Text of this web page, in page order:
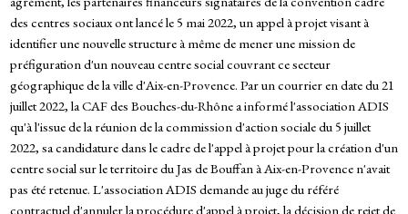
des centres sociaux ont lancé le 5 mai 2022, un appel à projet visant à
identifier une nouvelle structure à même de mener une mission de
préfiguration d'un nouveau centre social couvrant ce secteur
géographique de la ville d'Aix-en-Provence. Par un courrier en date du 21
juillet 2022, la CAF des Bouches-du-Rhône a informé l'association ADIS
qu'à l'issue de la réunion de la commission d'action sociale du 5 juillet
2022, sa candidature dans le cadre de l'appel à projet pour la création d'un
centre social sur le territoire du Jas de Bouffan à Aix-en-Provence n'avait
pas été retenue. L'association ADIS demande au juge du référé
contractuel d'annuler la procédure d'appel à projet, la décision de rejet de